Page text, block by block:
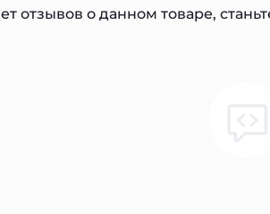
отзывов о данном товаре,